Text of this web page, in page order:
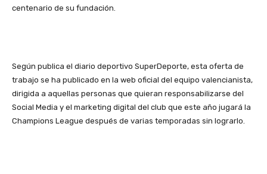
centenario de su fundación.
Según publica el diario deportivo SuperDeporte, esta oferta de
trabajo se ha publicado en la web oficial del equipo valencianista,
dirigida a aquellas personas que quieran responsabilizarse del
Social Media y el marketing digital del club que este año jugará la
Champions League después de varias temporadas sin lograrlo.